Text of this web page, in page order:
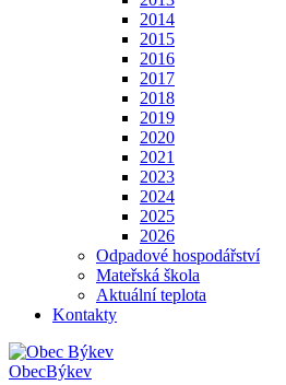
2014
2015
2016
2017
2018
2019
2020
2021
2023
2024
2025
2026
Odpadové hospodářství
Mateřská škola
Aktuální teplota
Kontakty
ObecBýkev